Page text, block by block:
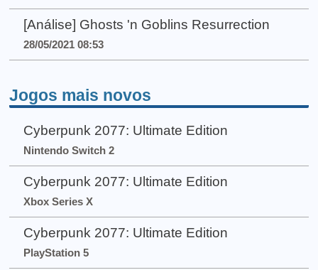
[Análise] Ghosts 'n Goblins Resurrection
28/05/2021 08:53
Jogos mais novos
Cyberpunk 2077: Ultimate Edition
Nintendo Switch 2
Cyberpunk 2077: Ultimate Edition
Xbox Series X
Cyberpunk 2077: Ultimate Edition
PlayStation 5